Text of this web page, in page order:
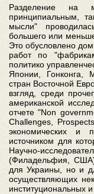
Разделение на
принципиальным,
мысли"
большего или
Это обусловлено
работ по
политико
Японии, Гонконга,
стран Восточной
взгляд, среди
американской
отчете "Non
Challenges,
экономических и
источником для
Научно-
(Филадельфия,
для Украины, но и
осуществляющих
институциональных и